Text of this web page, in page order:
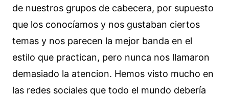
de nuestros grupos de cabecera, por supuesto
que los conocíamos y nos gustaban ciertos
temas y nos parecen la mejor banda en el
estilo que practican, pero nunca nos llamaron
demasiado la atencion. Hemos visto mucho en
las redes sociales que todo el mundo debería